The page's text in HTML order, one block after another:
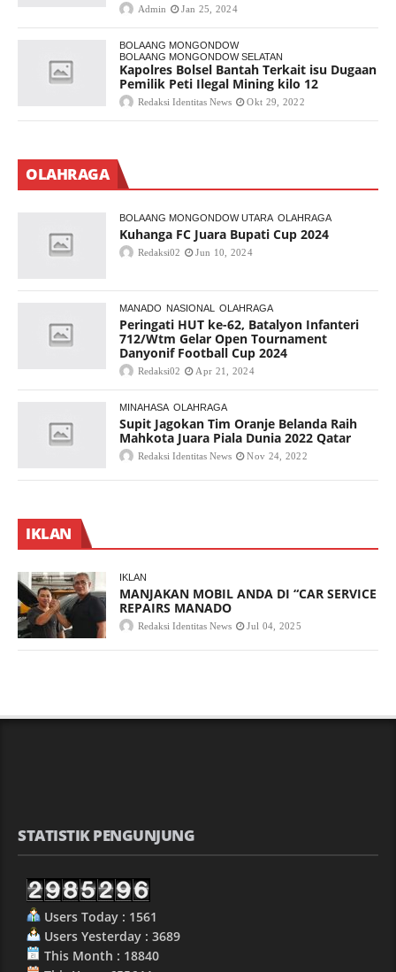
Admin Jan 25, 2024
BOLAANG MONGONDOW
BOLAANG MONGONDOW SELATAN
Kapolres Bolsel Bantah Terkait isu Dugaan
Pemilik Peti Ilegal Mining kilo 12
Redaksi Identitas News Okt 29, 2022
OLAHRAGA
BOLAANG MONGONDOW UTARA OLAHRAGA
Kuhanga FC Juara Bupati Cup 2024
Redaksi02 Jun 10, 2024
MANADO NASIONAL OLAHRAGA
Peringati HUT ke-62, Batalyon Infanteri
712/Wtm Gelar Open Tournament
Danyonif Football Cup 2024
Redaksi02 Apr 21, 2024
MINAHASA OLAHRAGA
Supit Jagokan Tim Oranje Belanda Raih
Mahkota Juara Piala Dunia 2022 Qatar
Redaksi Identitas News Nov 24, 2022
IKLAN
IKLAN
MANJAKAN MOBIL ANDA DI “CAR SERVICE
REPAIRS MANADO
Redaksi Identitas News Jul 04, 2025
STATISTIK PENGUNJUNG
Users Today : 1561
Users Yesterday : 3689
This Month : 18840